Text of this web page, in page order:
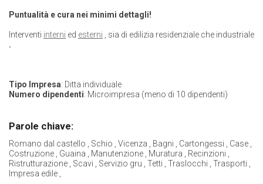
Puntualità e cura nei minimi dettagli!
Interventi interni ed esterni , sia di edilizia residenziale che industriale
.
Tipo Impresa: Ditta individuale
Numero dipendenti: Microimpresa (meno di 10 dipendenti)
Parole chiave:
Romano dal castello , Schio , Vicenza , Bagni , Cartongessi , Case ,
Costruzione , Guaina , Manutenzione , Muratura , Recinzioni ,
Ristrutturazione , Scavi , Servizio gru , Tetti , Traslocchi , Trasporti ,
Impresa edile ,